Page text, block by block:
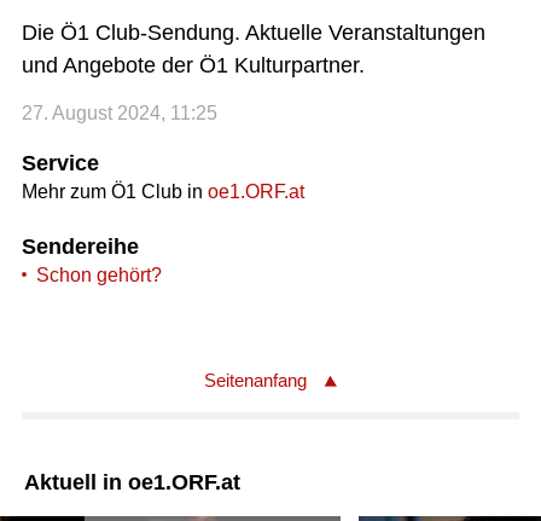
Die Ö1 Club-Sendung. Aktuelle Veranstaltungen
und Angebote der Ö1 Kulturpartner.
27. August 2024, 11:25
Service
Mehr zum Ö1 Club in oe1.ORF.at
Sendereihe
Schon gehört?
Seitenanfang
Aktuell in oe1.ORF.at